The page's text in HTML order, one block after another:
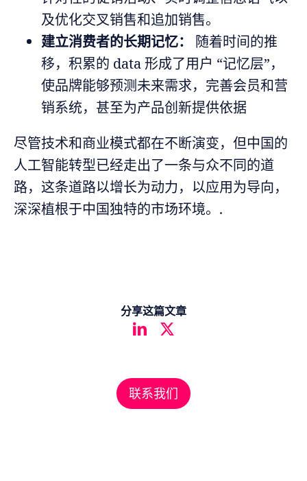
及优化交叉销售和追加销售。
建立消费者的长期记忆：
随着时间的推
移，积累的 data 形成了用户 “记忆层”，
使品牌能够预测未来需求，完善会员和营
销系统，甚至为产品创新提供依据
尽管技术和商业模式都在不断演变，但中国的
人工智能转型已经走出了一条与众不同的道
路，这条道路以增长为动力，以应用为导向，
深深植根于中国独特的市场环境。.
分享这篇文章
联系我们